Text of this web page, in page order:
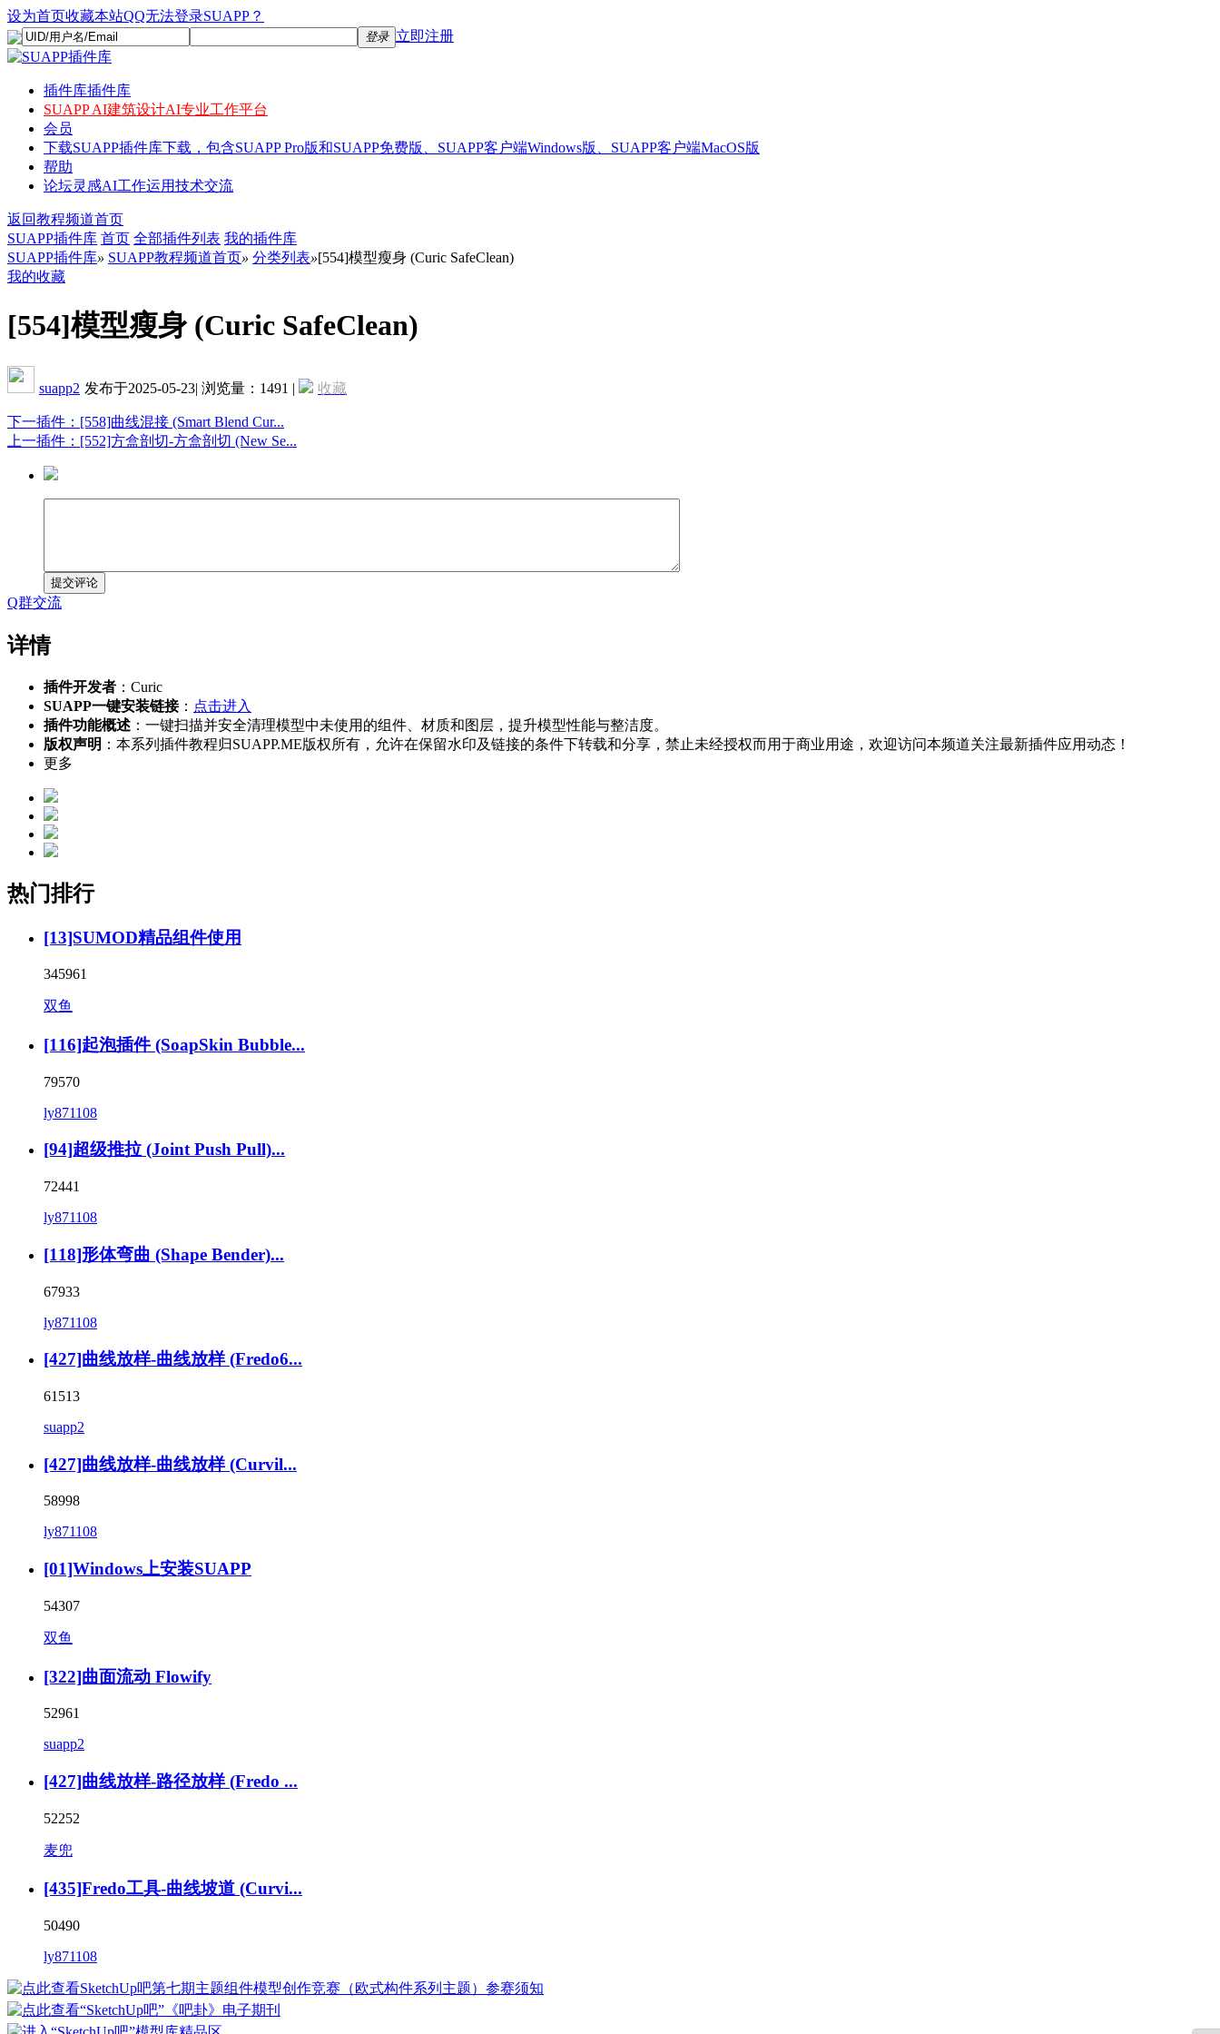
设为首页收藏本站QQ无法登录SUAPP？
登录 立即注册
插件库插件库
SUAPP AI建筑设计AI专业工作平台
会员
下载SUAPP插件库下载，包含SUAPP Pro版和SUAPP免费版、SUAPP客户端Windows版、SUAPP客户端MacOS版
帮助
论坛灵感AI工作运用技术交流
返回教程频道首页
SUAPP插件库 首页 全部插件列表 我的插件库
SUAPP插件库» SUAPP教程频道首页» 分类列表»[554]模型瘦身 (Curic SafeClean)
我的收藏
[554]模型瘦身 (Curic SafeClean)
suapp2 发布于2025-05-23| 浏览量：1491 | 收藏
下一插件：[558]曲线混接 (Smart Blend Cur...
上一插件：[552]方盒剖切-方盒剖切 (New Se...
提交评论
Q群交流
详情
插件开发者 ：Curic
SUAPP一键安装链接： 点击进入
插件功能概述 ：一键扫描并安全清理模型中未使用的组件、材质和图层，提升模型性能与整洁度。
版权声明 ：本系列插件教程归SUAPP.ME版权所有，允许在保留水印及链接的条件下转载和分享，禁止未经授权而用于商业用途，欢迎访问本频道关注最新插件应用动态！
更多
热门排行
[13]SUMOD精品组件使用
345961
双鱼
[116]起泡插件 (SoapSkin Bubble...
79570
ly871108
[94]超级推拉 (Joint Push Pull)...
72441
ly871108
[118]形体弯曲 (Shape Bender)...
67933
ly871108
[427]曲线放样-曲线放样 (Fredo6...
61513
suapp2
[427]曲线放样-曲线放样 (Curvil...
58998
ly871108
[01]Windows上安装SUAPP
54307
双鱼
[322]曲面流动 Flowify
52961
suapp2
[427]曲线放样-路径放样 (Fredo ...
52252
麦兜
[435]Fredo工具-曲线坡道 (Curvi...
50490
ly871108